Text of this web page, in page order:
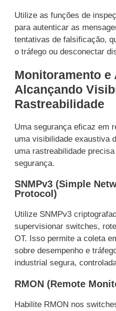
Utilize as funções de
para autenticar as
tentativas de falsificação,
o tráfego ou desconectar
Monitoramento e
Alcançando
Rastreabilidade
Uma segurança eficaz em
uma visibilidade exaustiva
uma rastreabilidade
segurança.
SNMPv3 (Simple
Protocol)
Utilize SNMPv3
supervisionar switches,
OT. Isso permite a coleta
sobre desempenho e
industrial segura,
RMON (Remote
Habilite RMON nos